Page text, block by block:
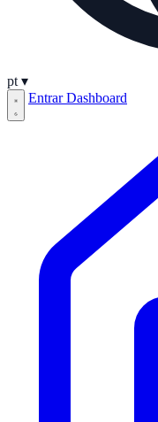
pt ▾
EntrarDashboard